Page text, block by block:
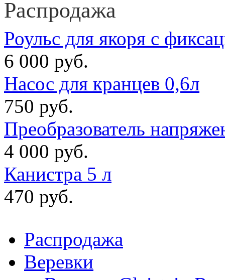
Распродажа
Роульс для якоря с
6 000 руб.
Насос для кранцев 0,6л
750 руб.
Преобразователь
4 000 руб.
Канистра 5 л
470 руб.
Распродажа
Веревки